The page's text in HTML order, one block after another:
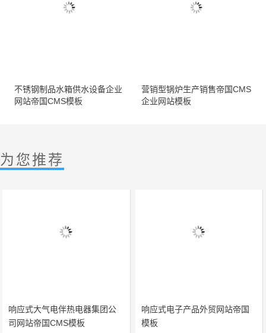
不锈钢制品水箱供水设备企业
网站帝国CMS模板
营销型锅炉生产销售帝国CMS
企业网站模板
为您推荐
响应式大气电伴热电器集团公
司网站帝国CMS模板
响应式电子产品外贸网站帝国
模板